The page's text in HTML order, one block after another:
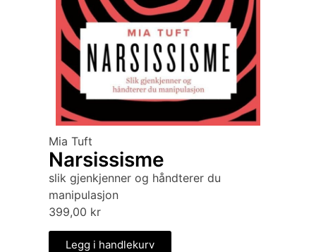
Mia Tuft
Narsissisme
slik gjenkjenner og håndterer du
manipulasjon
399,00 kr
Legg i handlekurv